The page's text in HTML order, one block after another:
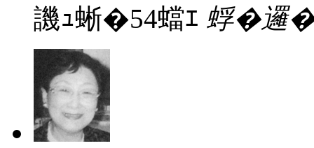
譏ｭ蜥�54蟷ｴ 蜉�邏